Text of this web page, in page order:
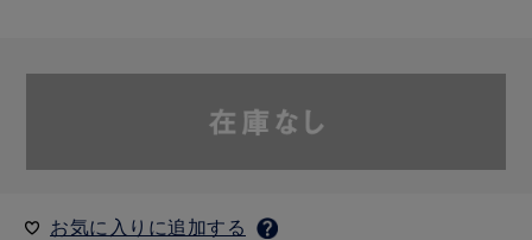
お気に入りに追加する